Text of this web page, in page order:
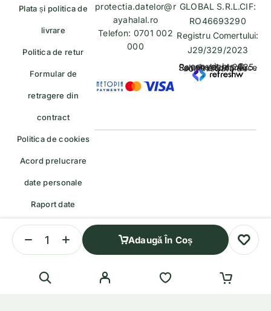
Adaugă În Coș
Plata și politica de
livrare
Politica de retur
Formular de
retragere din
contract
Politica de cookies
Acord prelucrare
date personale
Raport date
personale
GLOBAL S.R.L.CIF:
RO46693290
Registru Comertului:
J29/329/2023
copyrights © Rayahalal.ro 2025. Soluție eCommerce administrată de
protectia.datelor@r
ayahalal.ro
Telefon: 0701 002
000